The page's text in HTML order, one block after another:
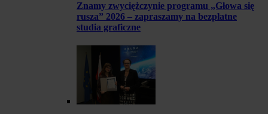
Znamy zwyciężczynie programu „Głowa się
rusza” 2026 – zapraszamy na bezpłatne
studia graficzne